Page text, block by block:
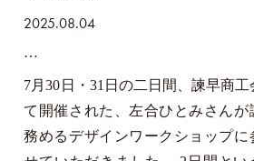
2025.08.04
7月30日・31日の二日間、諫早商工
て開催された、左合ひとみさんが
務めるデザインワークショップに